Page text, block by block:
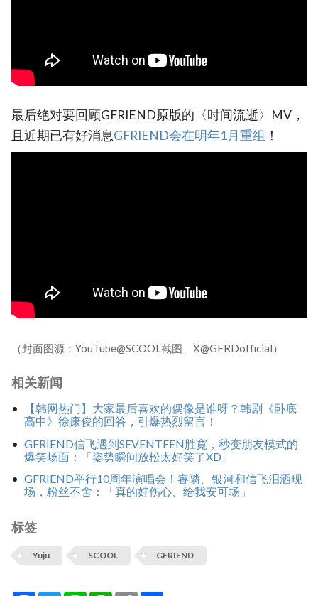
最后绝对要回顾GFRIEND原版的〈时间流逝〉MV，
且近期已有好消息GFRIEND会在明年1月重组‎ ！
（封面图源：YouTube@SCOOL截图、X@GFRDofficial）
相关新闻
【韩网热门】大家最后喜欢的偶像是谁呀？韩剧《卧底
高中》徐康俊的回答，引爆热烈留言！
GFRIEND信飞遇到SEVENTEEN胜寛，秒变朋友模式的
爆笑场面：「姿势瞬间放松太好笑了XD」
GFRIEND举行10周年演唱会！睿隣、银河和信飞泪洒现
场，粉丝不舍：「真的好伤心、给我安可场」
标签
Yuju SCOOL GFRIEND